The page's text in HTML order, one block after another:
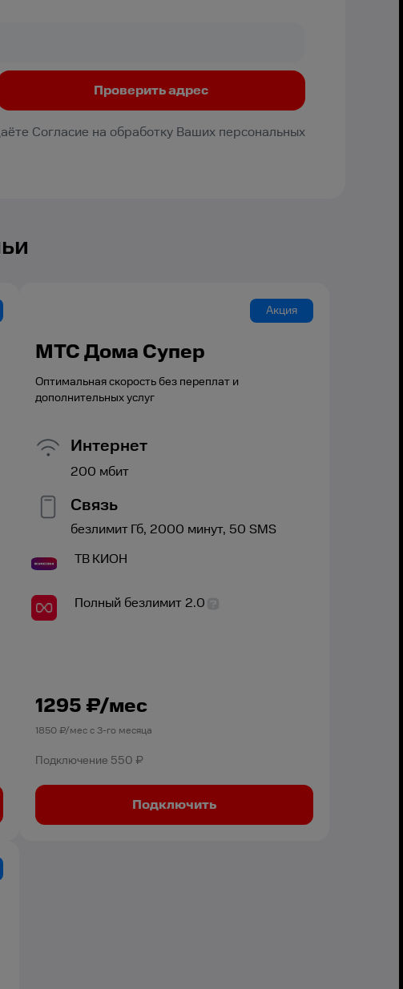
Согласие на обработку Ваших персональных
Акция
МТС Дома Супер
Оптимальная скорость без переплат и
дополнительных услуг
Интернет
200 мбит
Связь
безлимитГб, 2000 минут, 50 SMS
ТВКИОН
Полный безлимит 2.0
1295 ₽/мес
1850₽/мес с 3-го месяца
Подключение 550 ₽
Подключить